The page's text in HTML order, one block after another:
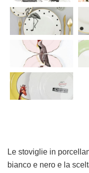
Le stoviglie in
bianco e nero e la